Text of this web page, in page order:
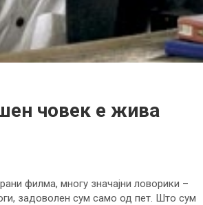
човек е жива
филма, многу значајни ловорики –
задоволен сум само од пет. Што сум